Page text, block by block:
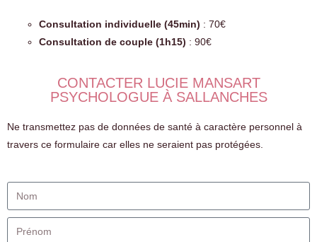
Consultation individuelle (45min) : 70€
Consultation de couple (1h15) : 90€
CONTACTER LUCIE MANSART
PSYCHOLOGUE À SALLANCHES
Ne transmettez pas de données de santé à caractère personnel à
travers ce formulaire car elles ne seraient pas protégées.